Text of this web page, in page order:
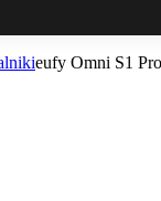
eufy Omni S1 Pro